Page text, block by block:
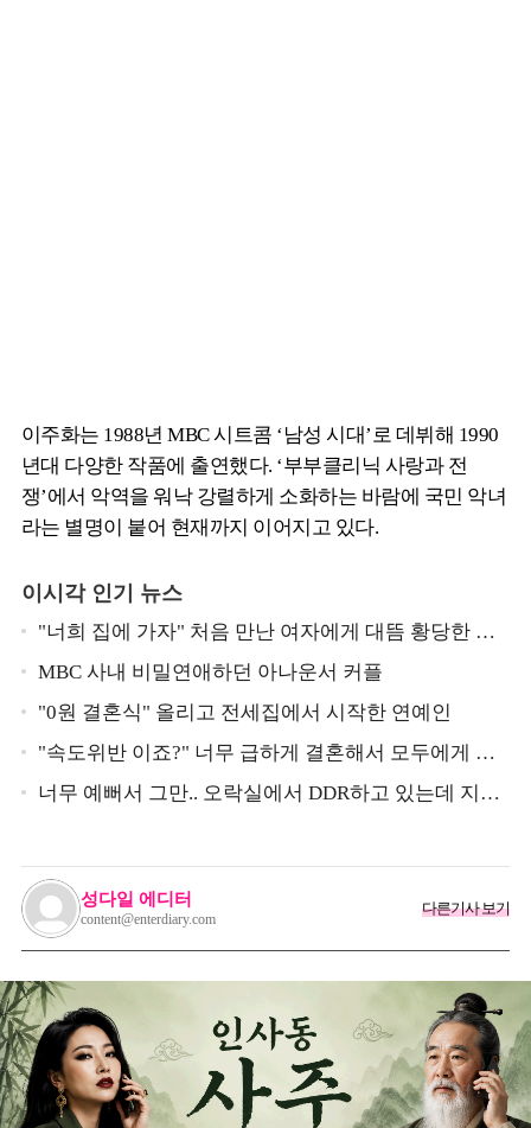
이주화는 1988년 MBC 시트콤 ‘남성 시대’로 데뷔해 1990
년대 다양한 작품에 출연했다. ‘부부클리닉 사랑과 전
쟁’에서 악역을 워낙 강렬하게 소화하는 바람에 국민 악녀
라는 별명이 붙어 현재까지 이어지고 있다.
이시각 인기 뉴스
"너희 집에 가자" 처음 만난 여자에게 대뜸 황당한 요
구 했다는 MBC 아나운서
MBC 사내 비밀연애하던 아나운서 커플
"0원 결혼식" 올리고 전세집에서 시작한 연예인
"속도위반 이죠?" 너무 급하게 결혼해서 모두에게 의
심 받았던 스타
너무 예뻐서 그만.. 오락실에서 DDR하고 있는데 지나
성다일 에디터
content@enterdiary.com
다른기사 보기